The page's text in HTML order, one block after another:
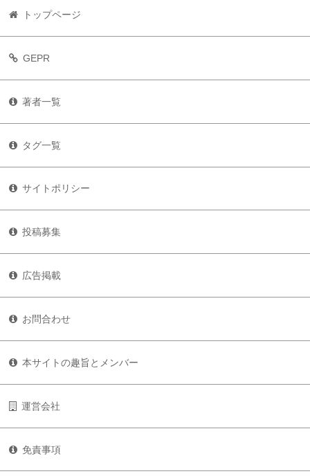
トップページ
GEPR
著者一覧
タグ一覧
サイトポリシー
投稿募集
広告掲載
お問合わせ
本サイトの趣旨とメンバー
運営会社
免責事項